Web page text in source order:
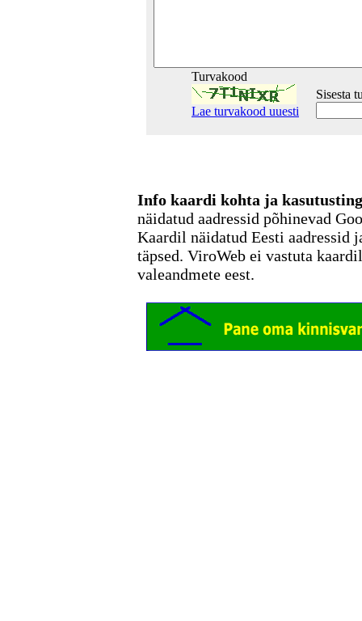
Turvakood
Lae turvakood uuesti
Sisesta
Info kaardi kohta ja
näidatud aadressid põhinevad
Kaardil näidatud Eesti aadressid
täpsed. ViroWeb ei vastuta
valeandmete eest.